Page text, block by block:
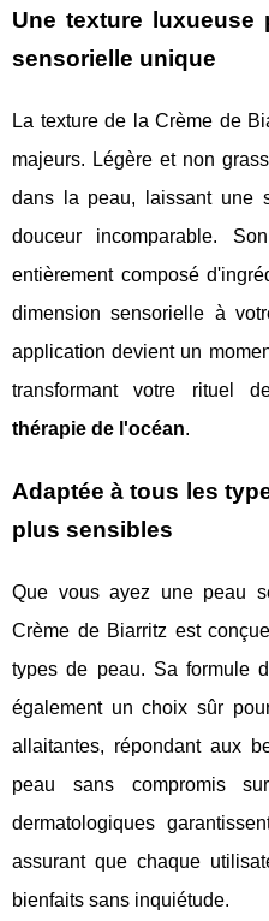
Une texture luxueuse
sensorielle unique
La texture de la Crème de
majeurs. Légère et non
dans la peau, laissant une
douceur incomparable.
entièrement composé
dimension sensorielle à
application devient un
transformant votre rituel
thérapie de l'océan.
Adaptée à tous les
plus sensibles
Que vous ayez une peau
Crème de Biarritz est
types de peau. Sa formule
également un choix sûr
allaitantes, répondant aux
peau sans compromis
dermatologiques
assurant que chaque
bienfaits sans inquiétude.